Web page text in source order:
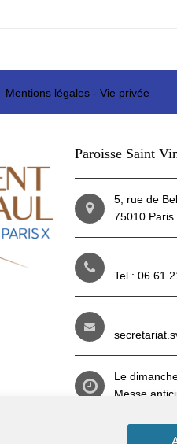
Mentions légales - Vie privée
Paroisse Saint
5, rue de
75010 Paris
Tel : 06 61
Le
Messe
Reportez-